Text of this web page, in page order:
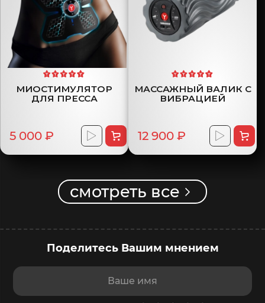
МИОСТИМУЛЯТОР
ДЛЯ ПРЕССА
5 000 ₽
МАССАЖНЫЙ ВАЛИК С
ВИБРАЦИЕЙ
12 900 ₽
смотреть все
Поделитесь Вашим мнением
Ваше имя